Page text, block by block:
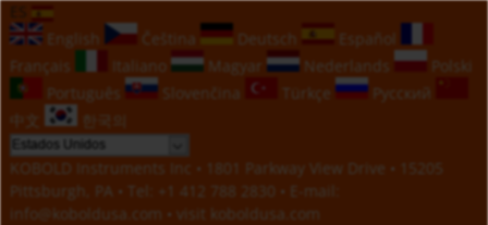
English
Čeština Deutsch
Español
Français
Italiano Magyar Nederlands
Polski
Português
Slovenčina Türkçe
Русский
中文
한국의
KOBOLD Instruments Inc • 1801 Parkway View Drive • 15205
Pittsburgh, PA • Tel:
+1 412 788 2830 • E-mail:
info@koboldusa.com • visit koboldusa.com